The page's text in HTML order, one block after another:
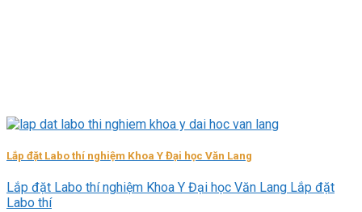
Lắp đặt Labo thí nghiệm Khoa Y Đại học Văn Lang
Lắp đặt Labo thí nghiệm Khoa Y Đại học Văn Lang Lắp đặt
Labo thí